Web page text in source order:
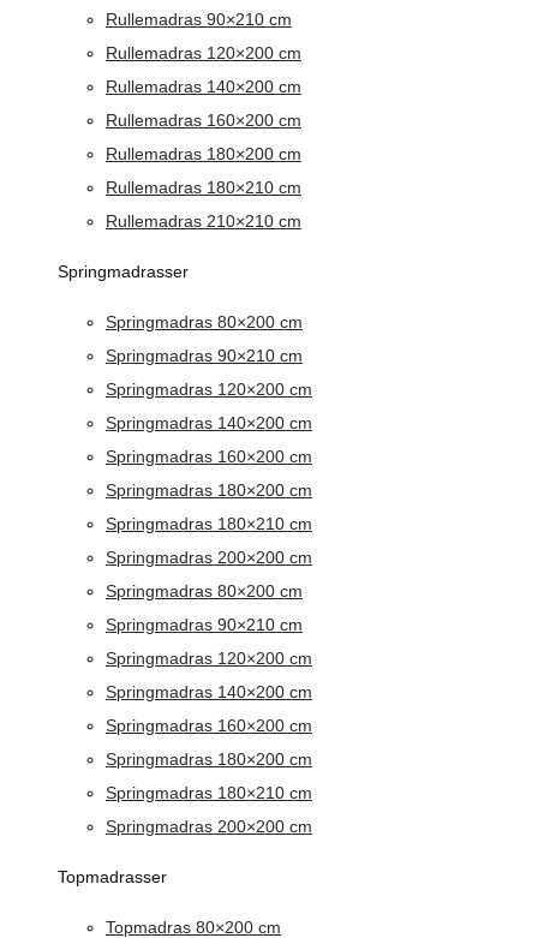
Rullemadras 90×210 cm
Rullemadras 120×200 cm
Rullemadras 140×200 cm
Rullemadras 160×200 cm
Rullemadras 180×200 cm
Rullemadras 180×210 cm
Rullemadras 210×210 cm
Springmadrasser
Springmadras 80×200 cm
Springmadras 90×210 cm
Springmadras 120×200 cm
Springmadras 140×200 cm
Springmadras 160×200 cm
Springmadras 180×200 cm
Springmadras 180×210 cm
Springmadras 200×200 cm
Springmadras 80×200 cm
Springmadras 90×210 cm
Springmadras 120×200 cm
Springmadras 140×200 cm
Springmadras 160×200 cm
Springmadras 180×200 cm
Springmadras 180×210 cm
Springmadras 200×200 cm
Topmadrasser
Topmadras 80×200 cm